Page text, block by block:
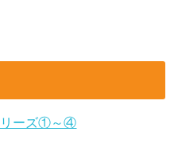
リーズ①～④